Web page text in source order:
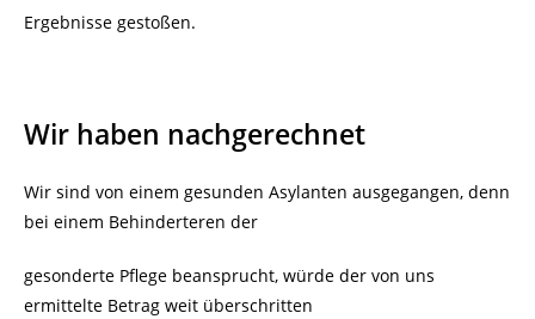
Ergebnisse gestoßen.
Wir haben nachgerechnet
Wir sind von einem gesunden Asylanten ausgegangen, denn
bei einem Behinderteren der
gesonderte Pflege beansprucht, würde der von uns
ermittelte Betrag weit überschritten